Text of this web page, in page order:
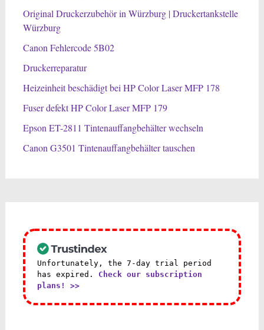
Original Druckerzubehör in Würzburg | Druckertankstelle
Würzburg
Canon Fehlercode 5B02
Druckerreparatur
Heizeinheit beschädigt bei HP Color Laser MFP 178
Fuser defekt HP Color Laser MFP 179
Epson ET-2811 Tintenauffangbehälter wechseln
Canon G3501 Tintenauffangbehälter tauschen
Unfortunately, the 7-day trial period
has expired. Check our subscription
plans! >>